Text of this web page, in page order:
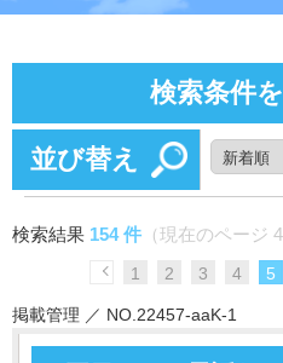
検索条件
並び替え
検索結果 154 件 （現在のページ
1 2 3 4 5
掲載管理 ／ NO.22457-aaK-1